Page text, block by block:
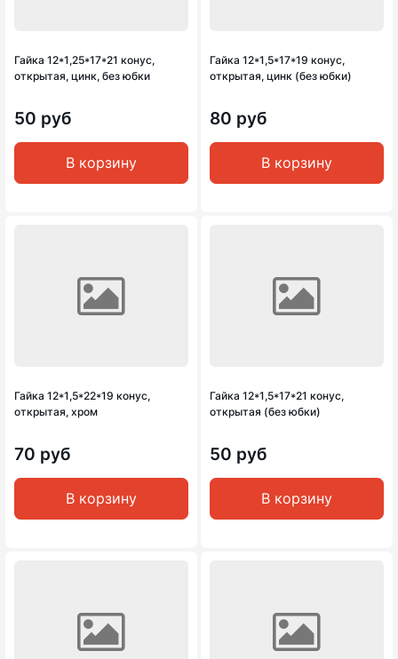
Гайка 12*1,25*17*21 конус,
открытая, цинк, без юбки
50 руб
В корзину
Гайка 12*1,5*17*19 конус,
открытая, цинк (без юбки)
80 руб
В корзину
Гайка 12*1,5*22*19 конус,
открытая, хром
70 руб
В корзину
Гайка 12*1,5*17*21 конус,
открытая (без юбки)
50 руб
В корзину